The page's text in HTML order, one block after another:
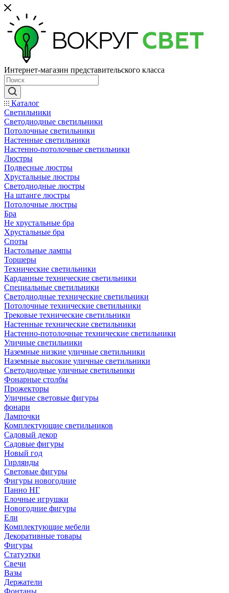
Интернет-магазин представительского класса
Каталог
Светильники
Светодиодные светильники
Потолочные светильники
Настенные светильники
Настенно-потолочные светильники
Люстры
Подвесные люстры
Хрустальные люстры
Светодиодные люстры
На штанге люстры
Потолочные люстры
Бра
Не хрустальные бра
Хрустальные бра
Споты
Настольные лампы
Торшеры
Технические светильники
Карданные технические светильники
Специальные светильники
Светодиодные технические светильники
Потолочные технические светильники
Трековые технические светильники
Настенные технические светильники
Настенно-потолочные технические светильники
Уличные светильники
Наземные низкие уличные светильники
Наземные высокие уличные светильники
Светодиодные уличные светильники
Фонарные столбы
Прожекторы
Уличные световые фигуры
фонари
Лампочки
Комплектующие светильников
Садовый декор
Садовые фигуры
Новый год
Гирлянды
Световые фигуры
Фигуры новогодние
Панно НГ
Елочные игрушки
Новогодние фигуры
Ели
Комплектующие мебели
Декоративные товары
Фигуры
Статуэтки
Свечи
Вазы
Держатели
Фонтаны